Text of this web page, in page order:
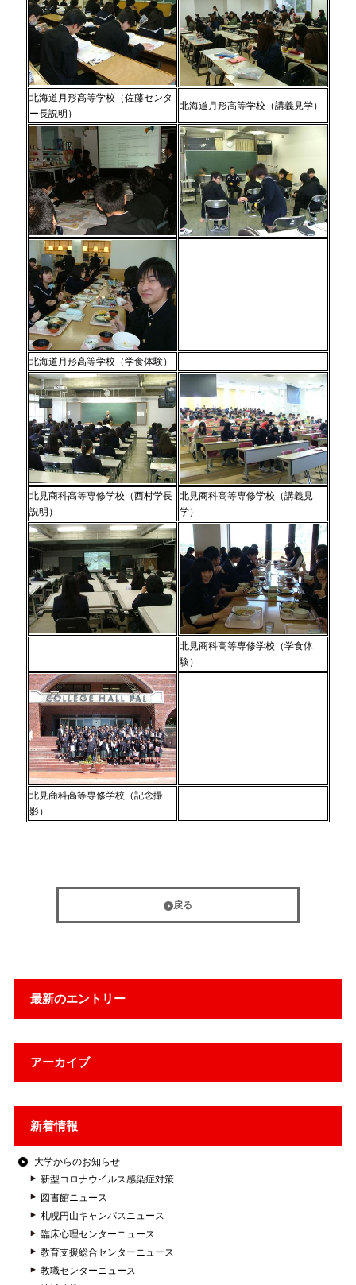
最新のエントリー
アーカイブ
新着情報
大学からのお知らせ
新型コロナウイルス感染症対策
図書館ニュース
札幌円山キャンパスニュース
臨床心理センターニュース
教育支援総合センターニュース
教職センターニュース
北海道月形高等学校（佐藤センタ
ー長説明）
北海道月形高等学校（講義見学）
北海道月形高等学校（学食体験）
北見商科高等専修学校（西村学長
説明）
北見商科高等専修学校（講義見
学）
北見商科高等専修学校（学食体
験）
北見商科高等専修学校（記念撮
影）
戻る